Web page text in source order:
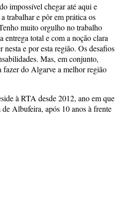
impossível chegar até aqui e
trabalhar e pôr em prática os
muito orgulho no trabalho
entrega total e com a noção clara
e por esta região. Os desafios
Mas, em conjunto,
fazer do Algarve a melhor região
à RTA desde 2012, ano em que
Albufeira, após 10 anos à frente